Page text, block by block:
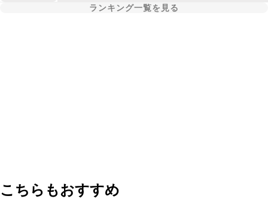
ランキング一覧を見る
こちらもおすすめ